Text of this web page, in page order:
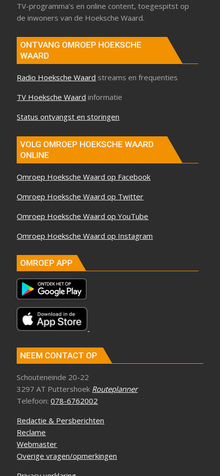
TV-programma’s en online content, toegespitst op
de inwoners van de Hoeksche Waard.
ONTVANG OMROEP HOEKSCHE
WAARD
Radio Hoeksche Waard streams en frequenties
TV Hoeksche Waard informatie
Status ontvangst en storingen
VOLG OMROEP HOEKSCHE WAARD
ONLINE
Omroep Hoeksche Waard op Facebook
Omroep Hoeksche Waard op Twitter
Omroep Hoeksche Waard op YouTube
Omroep Hoeksche Waard op Instagram
OMROEP APP
NEEM CONTACT OP
Schouteneinde 20-22
3297 AT Puttershoek Routeplanner
Telefoon:078-6762002
Redactie & Persberichten
Reclame
Webmaster
Overige vragen/opmerkingen